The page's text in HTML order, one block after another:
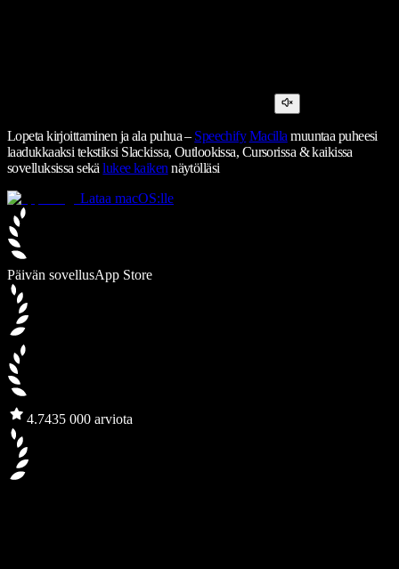
Lopeta kirjoittaminen ja ala puhua – Speechify Macilla muuntaa puheesi
laadukkaaksi tekstiksi Slackissa, Outlookissa, Cursorissa & kaikissa
sovelluksissa sekälukee kaiken näytölläsi
Lataa macOS:lle
Päivän sovellusApp Store
4.7435 000 arviota